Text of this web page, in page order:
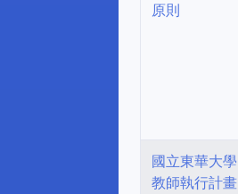
原則
國立東華大學
教師執行計畫